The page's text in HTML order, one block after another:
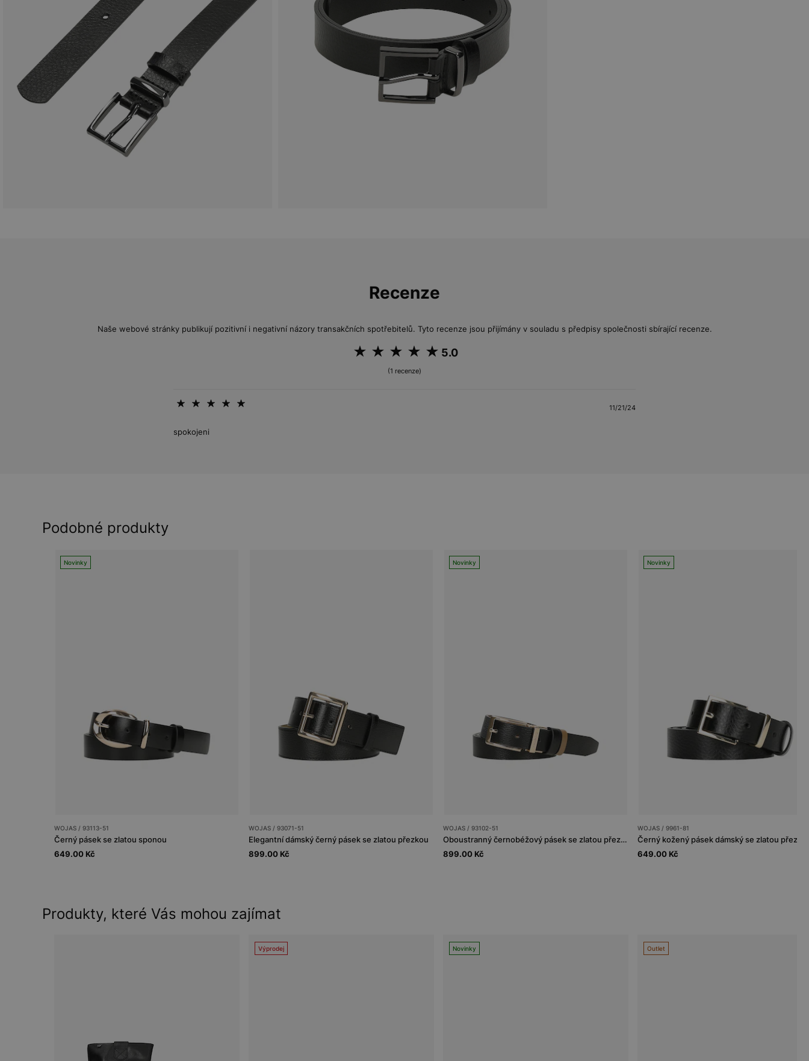
Recenze
Naše webové stránky publikují pozitivní i negativní názory transakčních spotřebitelů. Tyto recenze jsou přijímány v souladu s předpisy společnosti sbírající recenze.
5.0
(1 recenze)
11/21/24
spokojeni
Podobné produkty
Novinky
WOJAS / 93113-51
Černý pásek se zlatou sponou
649.00 Kč
WOJAS / 93071-51
Elegantní dámský černý pásek se zlatou přezkou
899.00 Kč
Novinky
WOJAS / 93102-51
Oboustranný černobéžový pásek se zlatou přezkou
899.00 Kč
Novinky
WOJAS / 9961-81
Černý kožený pásek dámský se zlatou
649.00 Kč
Produkty, které Vás mohou zajímat
Výprodej Novinky Outlet